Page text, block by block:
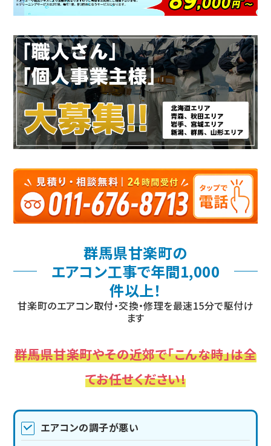
群馬県甘楽町の
エアコン工事で年間1,000
件以上！
甘楽町のエアコン取付・交換・修理を最速15分で駆付け
ます
群馬県甘楽町やその近郊で「こんな時」は全
てお任せください!
エアコンの調子が悪い